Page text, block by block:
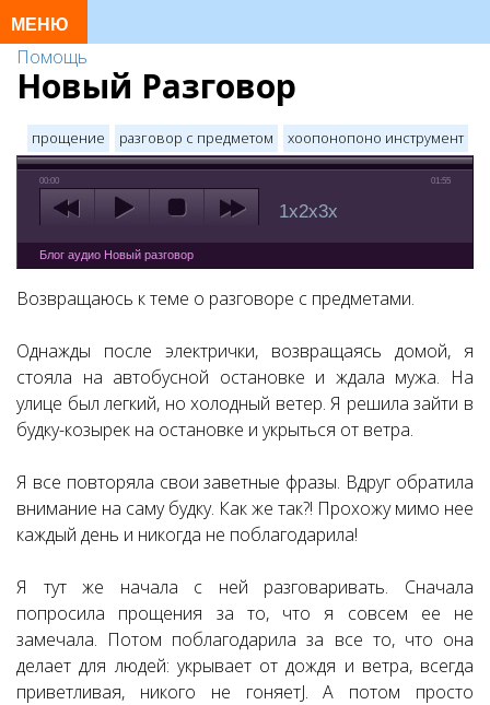
Помощь
Новый Разговор
прощение разговор с предметом хоопонопоно инструмент
00:00 01:55
1x2x3x
Блог аудио Новый разговор
Возвращаюсь к теме о разговоре с предметами.
Однажды после электрички, возвращаясь домой, я
стояла на автобусной остановке и ждала мужа. На
улице был легкий, но холодный ветер. Я решила зайти в
будку-козырек на остановке и укрыться от ветра.
Я все повторяла свои заветные фразы. Вдруг обратила
внимание на саму будку. Как же так?! Прохожу мимо нее
каждый день и никогда не поблагодарила!
Я тут же начала с ней разговаривать. Сначала
попросила прощения за то, что я совсем ее не
замечала. Потом поблагодарила за все то, что она
делает для людей: укрывает от дождя и ветра, всегда
приветливая, никого не гоняетJ. А потом просто